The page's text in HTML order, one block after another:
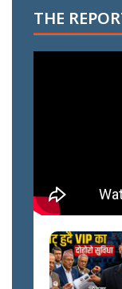
THE